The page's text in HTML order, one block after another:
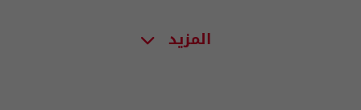
المزيد